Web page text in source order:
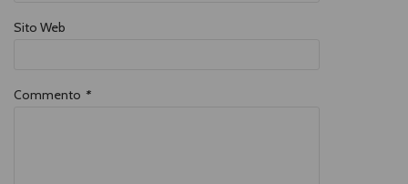
Sito Web
Commento *